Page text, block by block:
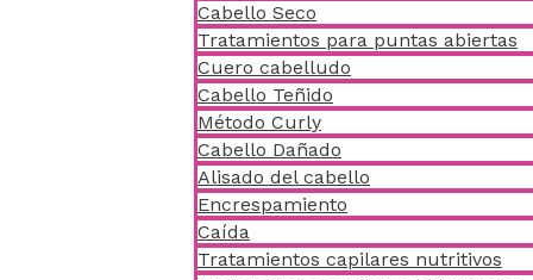
Cabello Seco
Tratamientos para puntas abiertas
Cuero cabelludo
Cabello Teñido
Método Curly
Cabello Dañado
Alisado del cabello
Encrespamiento
Caída
Tratamientos capilares nutritivos